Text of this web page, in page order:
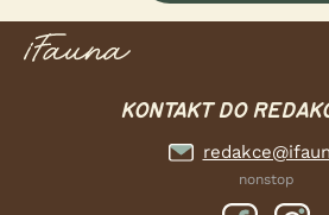
KONTAKT DO
nonstop